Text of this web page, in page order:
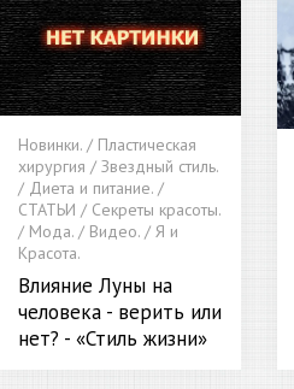
Новинки. / Пластическая
хирургия / Звездный стиль.
/ Диета и питание. /
СТАТЬИ / Секреты красоты.
/ Мода. / Видео. / Я и
Красота.
Влияние Луны на
человека - верить или
нет? - «Стиль жизни»